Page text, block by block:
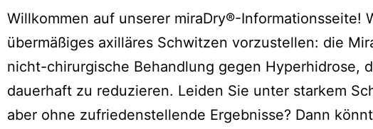
Willkommen auf unserer miraDry®-Informationsseite!
übermäßiges axilläres Schwitzen vorzustellen: die
nicht-chirurgische Behandlung gegen Hyperhidrose,
dauerhaft zu reduzieren. Leiden Sie unter starkem
aber ohne zufriedenstellende Ergebnisse? Dann